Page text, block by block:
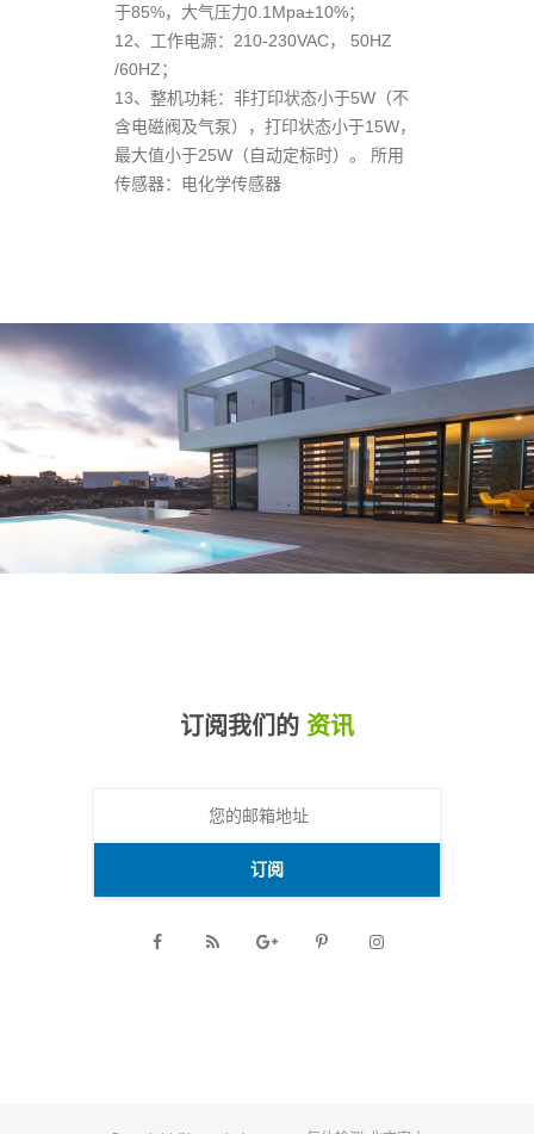
于85%，大气压力0.1Mpa±10%；
12、工作电源：210-230VAC， 50HZ
/60HZ；
13、整机功耗：非打印状态小于5W（不
含电磁阀及气泵），打印状态小于15W，
最大值小于25W（自动定标时）。 所用
传感器：电化学传感器
订阅我们的 资讯